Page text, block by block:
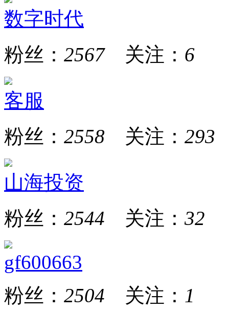
数字时代
粉丝： 2567关注： 6
客服
粉丝： 2558 关注： 293
山海投资
粉丝： 2544 关注： 32
gf600663
粉丝： 2504 关注： 1